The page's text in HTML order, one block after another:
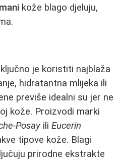
kože blago djeluju,
je koristiti najblaža
hidratantna mlijeka ili
previše idealni su jer ne
kože. Proizvodi marki
Posay ili Eucerin
tipove kože. Blagi
prirodne ekstrakte